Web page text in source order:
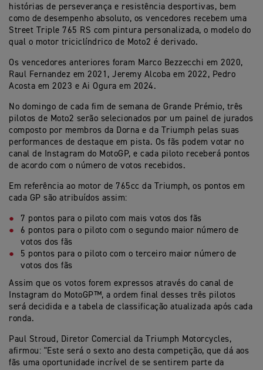
histórias de perseverança e resistência desportivas, bem
como de desempenho absoluto, os vencedores recebem uma
Street Triple 765 RS com pintura personalizada, o modelo do
qual o motor triciclíndrico de Moto2 é derivado.
Os vencedores anteriores foram Marco Bezzecchi em 2020,
Raul Fernandez em 2021, Jeremy Alcoba em 2022, Pedro
Acosta em 2023 e Ai Ogura em 2024.
No domingo de cada fim de semana de Grande Prémio, três
pilotos de Moto2 serão selecionados por um painel de jurados
composto por membros da Dorna e da Triumph pelas suas
performances de destaque em pista. Os fãs podem votar no
canal de Instagram do MotoGP, e cada piloto receberá pontos
de acordo com o número de votos recebidos.
Em referência ao motor de 765cc da Triumph, os pontos em
cada GP são atribuídos assim:
7 pontos para o piloto com mais votos dos fãs
6 pontos para o piloto com o segundo maior número de
votos dos fãs
5 pontos para o piloto com o terceiro maior número de
votos dos fãs
Assim que os votos forem expressos através do canal de
Instagram do MotoGP™, a ordem final desses três pilotos
será decidida e a tabela de classificação atualizada após cada
ronda.
Paul Stroud, Diretor Comercial da Triumph Motorcycles,
afirmou: "Este será o sexto ano desta competição, que dá aos
fãs uma oportunidade incrível de se sentirem parte da